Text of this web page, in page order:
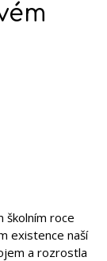
školním roce
existence naší
a rozrostla